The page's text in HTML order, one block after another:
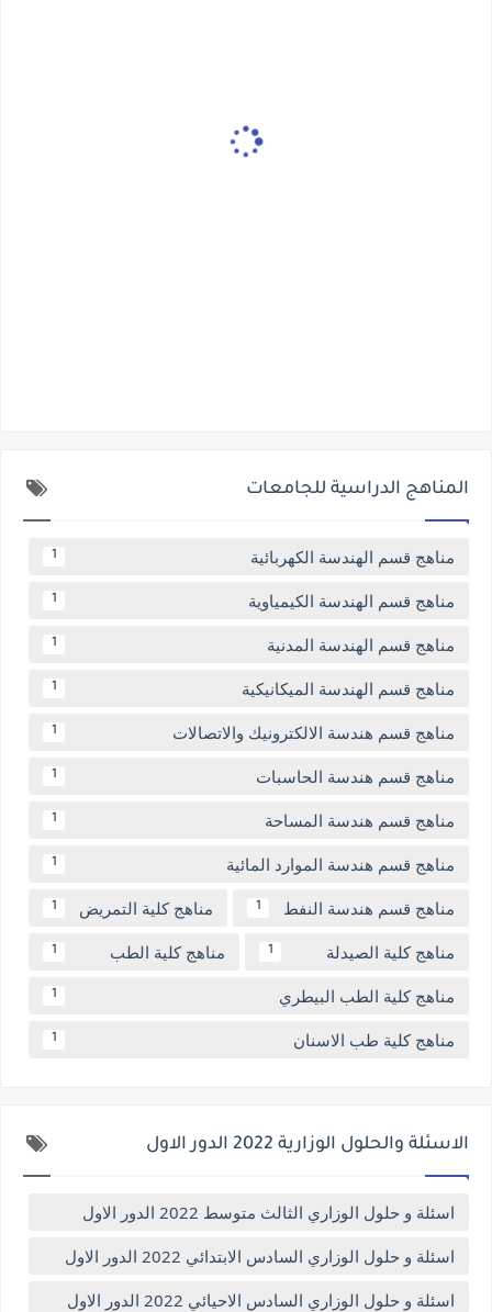
المناهج الدراسية للجامعات
مناهج قسم الهندسة الكهربائية 1
مناهج قسم الهندسة الكيمياوية 1
مناهج قسم الهندسة المدنية 1
مناهج قسم الهندسة الميكانيكية 1
مناهج قسم هندسة الالكترونيك والاتصالات 1
مناهج قسم هندسة الحاسبات 1
مناهج قسم هندسة المساحة 1
مناهج قسم هندسة الموارد المائية 1
مناهج قسم هندسة النفط 1 مناهج كلية التمريض 1
مناهج كلية الصيدلة 1 مناهج كلية الطب 1
مناهج كلية الطب البيطري 1
مناهج كلية طب الاسنان 1
الاسئلة والحلول الوزارية 2022 الدور الاول
اسئلة و حلول الوزاري الثالث متوسط 2022 الدور الاول
اسئلة و حلول الوزاري السادس الابتدائي 2022 الدور الاول
اسئلة و حلول الوزاري السادس الاحيائي 2022 الدور الاول